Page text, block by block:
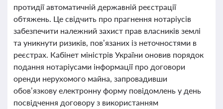
протидії автоматичній державній реєстрації
обтяжень. Це свідчить про прагнення нотаріусів
забезпечити належний захист прав власників землі
та уникнути ризиків, пов’язаних із неточностями в
реєстрах. Кабінет міністрів України оновив порядок
подання нотаріусами інформації про договори
оренди нерухомого майна, запровадивши
обов’язкову електронну форму повідомлень у день
посвідчення договору з використанням